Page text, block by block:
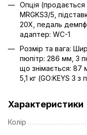
Опція (продається
MRGKS3/5,
20X, педаль
адаптер: WC-1
Розмір та вага:
пюпітр: 286 мм, З
що знімається: 87
5,1 кг (GO:KEYS 3 з
Характеристики
Колір